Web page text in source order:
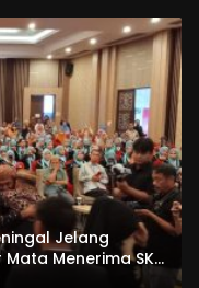
Jelang
Menerima SKL